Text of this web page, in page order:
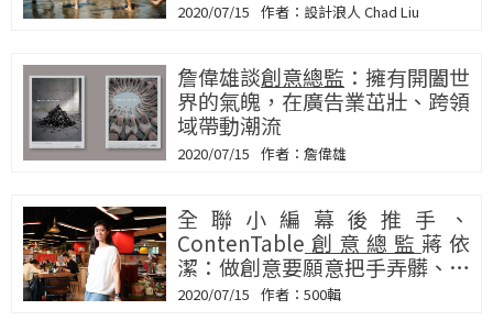
2020/07/15 設計浪人 Chad Liu
詹偉雄談創意總監 ：擁有開闔世
界的氣魄，在廣告業茁壯、跨領
域帶動潮流
2020/07/15 詹偉雄
全聯小編幕後推手、
ContenTable 創意總監 蔣依
潔：做創意要願意把手弄髒、不
斷的革命
2020/07/15 500輯